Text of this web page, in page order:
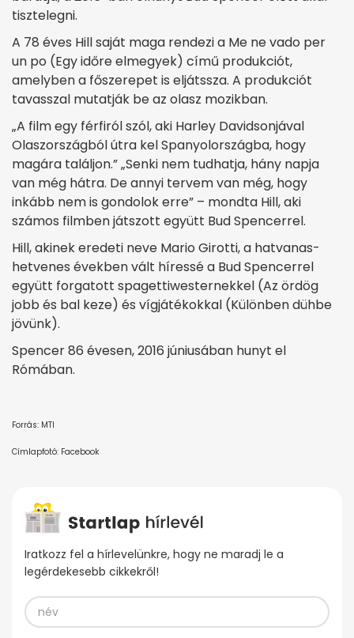
tisztelegni.
A 78 éves Hill saját maga rendezi a Me ne vado per
un po (Egy időre elmegyek) című produkciót,
amelyben a főszerepet is eljátssza. A produkciót
tavasszal mutatják be az olasz mozikban.
„A film egy férfiról szól, aki Harley Davidsonjával
Olaszországból útra kel Spanyolországba, hogy
magára találjon.” „Senki nem tudhatja, hány napja
van még hátra. De annyi tervem van még, hogy
inkább nem is gondolok erre” – mondta Hill, aki
számos filmben játszott együtt Bud Spencerrel.
Hill, akinek eredeti neve Mario Girotti, a hatvanas-
hetvenes években vált híressé a Bud Spencerrel
együtt forgatott spagettiwesternekkel (Az ördög
jobb és bal keze) és vígjátékokkal (Különben dühbe
jövünk).
Spencer 86 évesen, 2016 júniusában hunyt el
Rómában.
Forrás: MTI
Címlapfotó: Facebook
Iratkozz fel a hírlevelünkre, hogy ne maradj le a
legérdekesebb cikkekről!